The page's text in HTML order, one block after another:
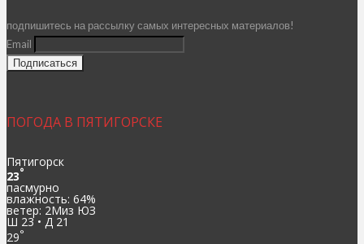
подпишитесь на рассылку самых интересных материалов!
Email
ПОГОДА В ПЯТИГОРСКЕ
Пятигорск
23°
пасмурно
влажность: 64%
ветер: 2Миз ЮЗ
Ш 23 • Д 21
29°